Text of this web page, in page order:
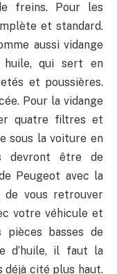
freins. Pour les
et standard.
aussi vidange
huile, qui sert en
et poussières.
Pour la vidange
quatre filtres et
sous la voiture en
devront être de
Peugeot avec la
de vous retrouver
votre véhicule et
basses de
d’huile, il faut la
déjà cité plus haut.